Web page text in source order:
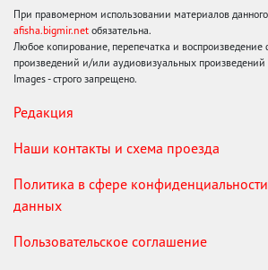
При правомерном использовании материалов
afisha.bigmir.net обязательна.
Любое копирование, перепечатка и воспроизведение
произведений и/или аудиовизуальных произведений
Images - строго запрещено.
Редакция
Наши контакты и схема проезда
Политика в сфере
данных
Пользовательское соглашение